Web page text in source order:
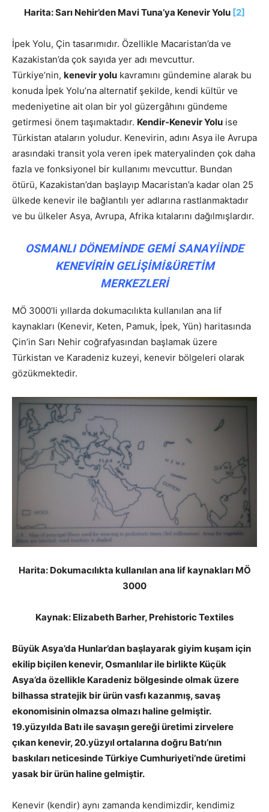
Harita:Sarı Nehir’den Mavi Tuna’ya Kenevir Yolu [2]
İpek Yolu, Çin tasarımıdır. Özellikle Macaristan’da ve
Kazakistan’da çok sayıda yer adı mevcuttur.
Türkiye’nin, kenevir yolu kavramını gündemine alarak bu
konuda İpek Yolu’na alternatif şekilde, kendi kültür ve
medeniyetine ait olan bir yol güzergâhını gündeme
getirmesi önem taşımaktadır. Kendir-Kenevir Yolu ise
Türkistan ataların yoludur. Kenevirin, adını Asya ile Avrupa
arasındaki transit yola veren ipek materyalinden çok daha
fazla ve fonksiyonel bir kullanımı mevcuttur. Bundan
ötürü, Kazakistan’dan başlayıp Macaristan’a kadar olan 25
ülkede kenevir ile bağlantılı yer adlarına rastlanmaktadır
ve bu ülkeler Asya, Avrupa, Afrika kıtalarını dağılmışlardır.
OSMANLI DÖNEMİNDE GEMİ SANAYİİNDE
KENEVİRİN GELİŞİMİ&ÜRETİM
MERKEZLERİ
MÖ 3000’li yıllarda dokumacılıkta kullanılan ana lif
kaynakları (Kenevir, Keten, Pamuk, İpek, Yün) haritasında
Çin’in Sarı Nehir coğrafyasından başlamak üzere
Türkistan ve Karadeniz kuzeyi, kenevir bölgeleri olarak
gözükmektedir.
Harita: Dokumacılıkta kullanılan ana lif kaynakları MÖ
3000
Kaynak: Elizabeth Barher, Prehistoric Textiles
Büyük Asya’da Hunlar’dan başlayarak giyim kuşam için
ekilip biçilen kenevir, Osmanlılar ile birlikte Küçük
Asya’da özellikle Karadeniz bölgesinde olmak üzere
bilhassa stratejik bir ürün vasfı kazanmış, savaş
ekonomisinin olmazsa olmazı haline gelmiştir.
19.yüzyılda Batı ile savaşın gereği üretimi zirvelere
çıkan kenevir, 20.yüzyıl ortalarına doğru Batı’nın
baskıları neticesinde Türkiye Cumhuriyeti’nde üretimi
yasak bir ürün haline gelmiştir.
Kenevir (kendir) aynı zamanda kendimizdir, kendimiz